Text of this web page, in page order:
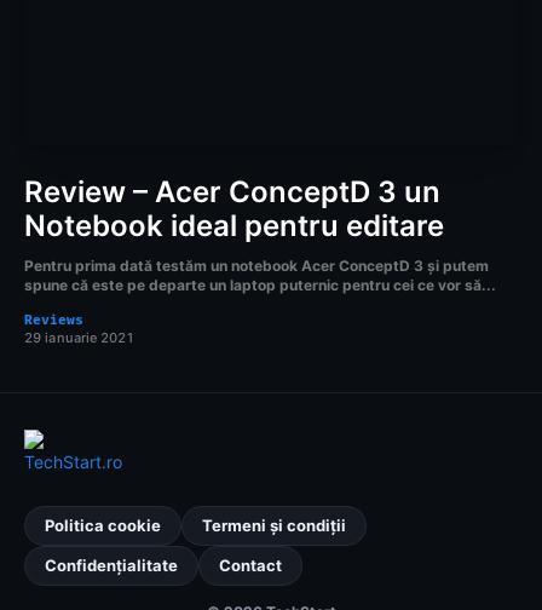
Review – Acer ConceptD 3 un
Notebook ideal pentru editare
Pentru prima dată testăm un notebook Acer ConceptD 3 și putem
spune că este pe departe un laptop puternic pentru cei ce vor să...
Reviews
29 ianuarie 2021
Politica cookie Termeni și condiții
Confidențialitate Contact